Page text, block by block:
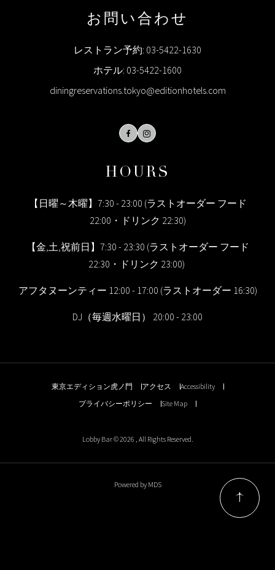
お問い合わせ
レストラン予約: 03-5422-1630
ホテル: 03-5422-1600
diningreservations.tokyo@editionhotels.com
FacebookInstagram
HOURS
【日曜～木曜】7:30 - 23:00 (ラストオーダー フード
22:00・ドリンク 22:30)
【金,土,祝前日】7:30 - 23:30 (ラストオーダー フード
22:30・ドリンク 23:00)
アフタヌーンティー 12:00 - 17:00 (ラストオーダー 16:30)
DJ（毎週水曜日） 20:00 - 23:00
東京エディション虎ノ門 アクセス
Accessibility
プライバシーポリシー
Site Map
Lobby Bar © 2026 , All Rights Reserved.
Powered by MDS